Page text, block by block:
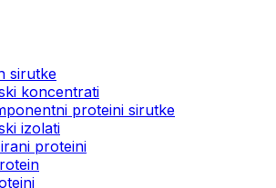
sirutke
koncentrati
proteini sirutke
izolati
proteini